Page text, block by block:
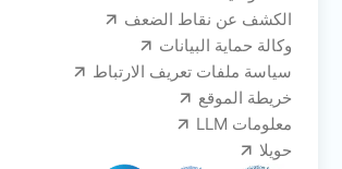
الكشف عن نقاط الضعف
وكالة حماية البيانات
سياسة ملفات تعريف الارتباط
خريطة الموقع
معلومات LLM
حويلا